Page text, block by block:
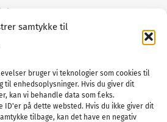
samtykke til
bruger vi teknologier som cookies til
til enhedsoplysninger. Hvis du giver dit
kan vi behandle data som f.eks.
på dette websted. Hvis du ikke giver dit
tilbage, kan det have en negativ
dig vores
:89 88 13 90